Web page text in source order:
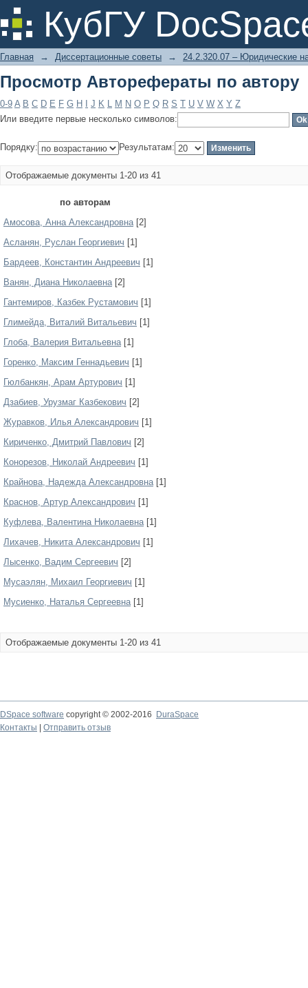
КубГУ
Просмотр Авторефераты по автору
Главная → Диссертационные советы → 24.2.320.07 – Юридические
Просмотр Авторефераты по автору
0-9 A B C D E F G H J K L M N O P Q R S T U V W X Y Z
Или введите первые несколько символов:
Порядку: Результатам:
Отображаемые документы 1-20 из 41
по авторам
Амосова, Анна Александровна[2]
Асланян, Руслан Георгиевич [1]
Бардеев, Константин Андреевич [1]
Ванян, Диана Николаевна[2]
Гантемиров, Казбек Рустамович [1]
Глимейда, Виталий Витальевич [1]
Глоба, Валерия Витальевна[1]
Горенко, Максим Геннадьевич [1]
Гюлбанкян, Арам Артурович [1]
Дзабиев, Урузмаг Казбекович [2]
Журавков, Илья Александрович [1]
Кириченко, Дмитрий Павлович [2]
Конорезов, Николай Андреевич [1]
Крайнова, Надежда Александровна[1]
Краснов, Артур Александрович [1]
Куфлева, Валентина Николаевна[1]
Лихачев, Никита Александрович [1]
Лысенко, Вадим Сергеевич [2]
Мусаэлян, Михаил Георгиевич [1]
Мусиенко, Наталья Сергеевна[1]
Отображаемые документы 1-20 из 41
DSpace software copyright © 2002-2016
DuraSpace
Контакты
Отправить отзыв